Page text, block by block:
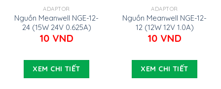
ADAPTOR
Nguồn Meanwell NGE-12-
24 (15W 24V 0.625A)
10 VND
XEM CHI TIẾT
ADAPTOR
Nguồn Meanwell NGE-12-
12 (12W 12V 1.0A)
10 VND
XEM CHI TIẾT